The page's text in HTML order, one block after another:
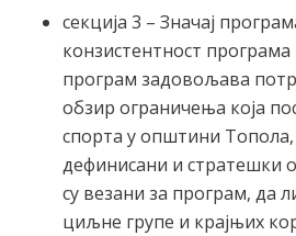
секција 3 – Значај
конзистентност програма
програм задовољава
обзир ограничења која
спорта у општини Топола,
дефинисани и стратешки
су везани за програм, да
циљне групе и крајњих